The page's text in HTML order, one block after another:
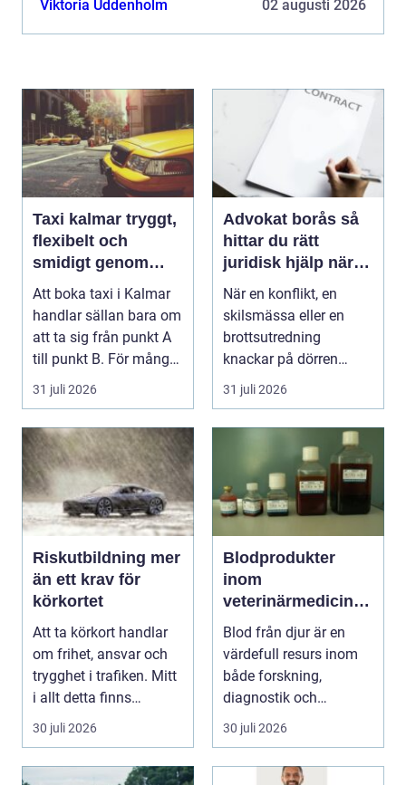
Viktoria Uddenholm
02 augusti 2026
Taxi kalmar tryggt,
flexibelt och
smidigt genom
hela resan
Att boka taxi i Kalmar
handlar sällan bara om
att ta sig från punkt A
till punkt B. För många
är res...
31 juli 2026
Advokat borås så
hittar du rätt
juridisk hjälp när
livet krånglar
När en konflikt, en
skilsmässa eller en
brottsutredning
knackar på dörren
förändras vardagen
snabbt....
31 juli 2026
Riskutbildning mer
än ett krav för
körkortet
Att ta körkort handlar
om frihet, ansvar och
trygghet i trafiken. Mitt
i allt detta finns
riskutbild...
30 juli 2026
Blodprodukter
inom
veterinärmedicin
funktion, kvalitet
och användning
Blod från djur är en
värdefull resurs inom
både forskning,
diagnostik och
veterinärmedicin. När
blod...
30 juli 2026